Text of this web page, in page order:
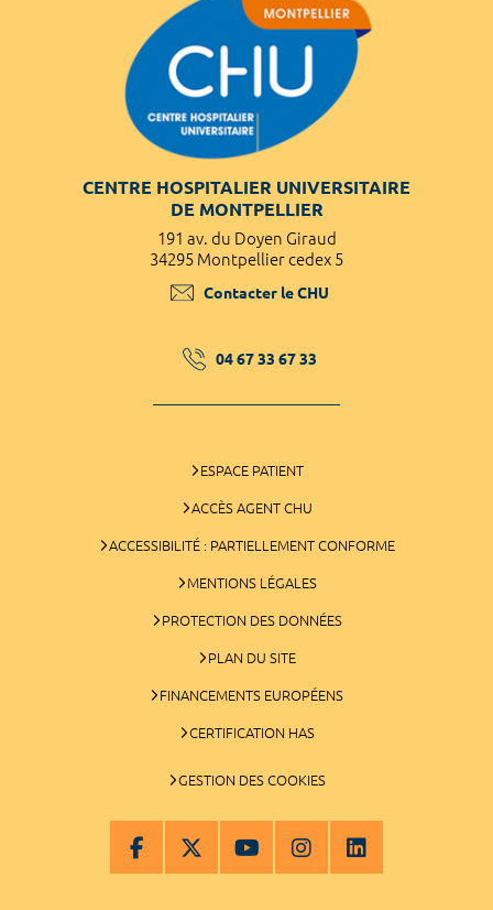
CENTRE HOSPITALIER UNIVERSITAIRE
DE MONTPELLIER
191 av. du Doyen Giraud
34295 Montpellier cedex 5
Contacter le CHU
04 67 33 67 33
ESPACE PATIENT
ACCÈS AGENT CHU
ACCESSIBILITÉ : PARTIELLEMENT CONFORME
MENTIONS LÉGALES
PROTECTION DES DONNÉES
PLAN DU SITE
FINANCEMENTS EUROPÉENS
CERTIFICATION HAS
GESTION DES COOKIES